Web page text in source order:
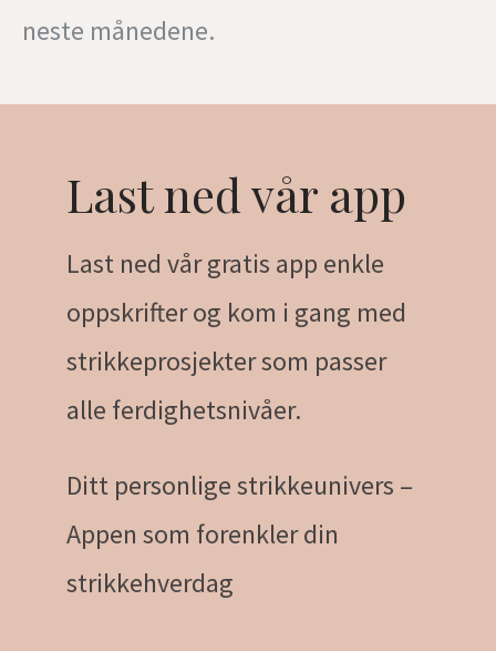
neste månedene.
Last ned vår app
Last ned vår gratis app enkle
oppskrifter og kom i gang med
strikkeprosjekter som passer
alle ferdighetsnivåer.
Ditt personlige strikkeunivers –
Appen som forenkler din
strikkehverdag